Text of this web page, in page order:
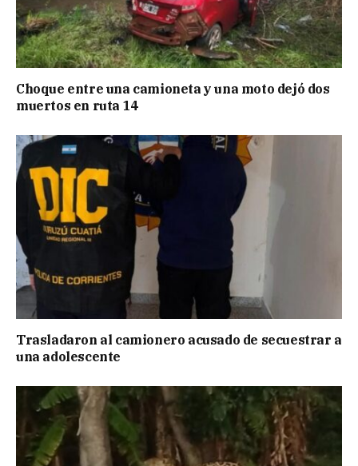
Choque entre una camioneta y una moto dejó dos
muertos en ruta 14
Trasladaron al camionero acusado de secuestrar a
una adolescente